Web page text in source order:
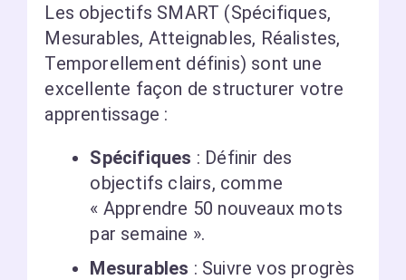
Les objectifs SMART (Spécifiques,
Mesurables, Atteignables, Réalistes,
Temporellement définis) sont une
excellente façon de structurer votre
apprentissage :
Spécifiques : Définir des
objectifs clairs, comme
« Apprendre 50 nouveaux mots
par semaine ».
Mesurables : Suivre vos progrès